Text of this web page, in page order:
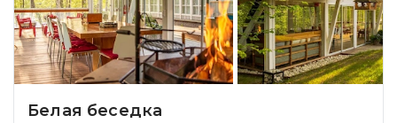
Белая беседка